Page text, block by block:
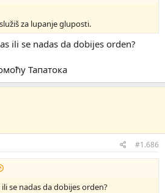
za lupanje gluposti.
ili se nadas da dobijes orden?
Тапатока
#1.686
se nadas da dobijes orden?